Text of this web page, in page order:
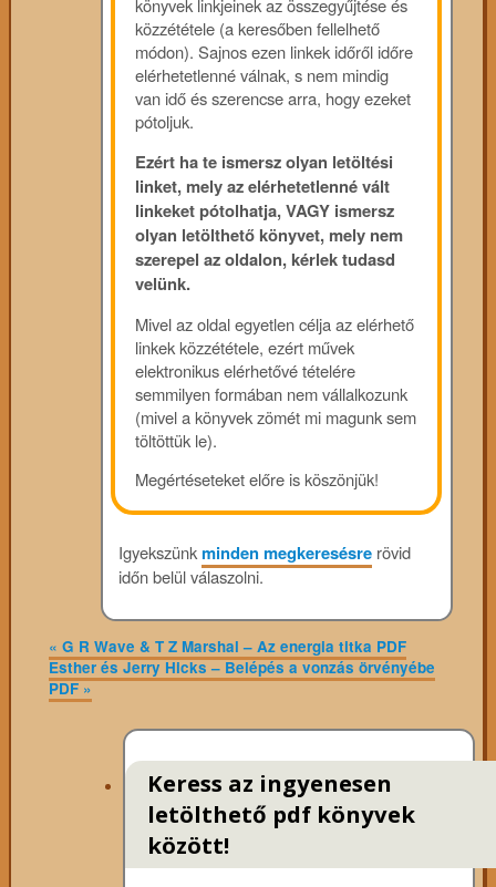
könyvek linkjeinek az összegyűjtése és
közzététele (a keresőben fellelhető
módon). Sajnos ezen linkek időről időre
elérhetetlenné válnak, s nem mindig
van idő és szerencse arra, hogy ezeket
pótoljuk.
Ezért ha te ismersz olyan letöltési
linket, mely az elérhetetlenné vált
linkeket pótolhatja, VAGY ismersz
olyan letölthető könyvet, mely nem
szerepel az oldalon, kérlek tudasd
velünk.
Mivel az oldal egyetlen célja az elérhető
linkek közzététele, ezért művek
elektronikus elérhetővé tételére
semmilyen formában nem vállalkozunk
(mivel a könyvek zömét mi magunk sem
töltöttük le).
Megértéseteket előre is köszönjük!
Igyekszünkminden megkeresésre rövid
időn belül válaszolni.
« G R Wave & T Z Marshal – Az energia titka PDF
Esther és Jerry Hicks – Belépés a vonzás örvényébe
PDF »
Keress az ingyenesen
letölthető pdf könyvek
között!